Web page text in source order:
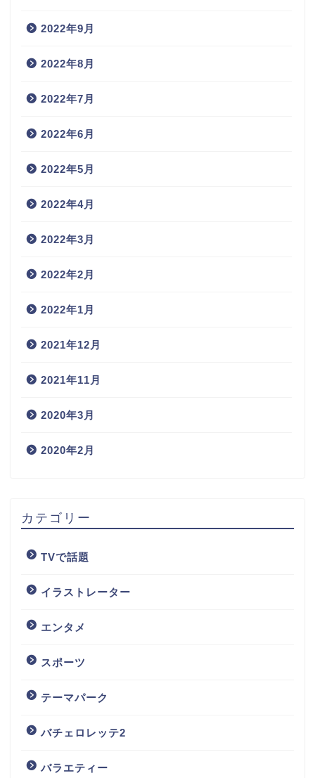
2022年9月
2022年8月
2022年7月
2022年6月
2022年5月
2022年4月
2022年3月
2022年2月
2022年1月
2021年12月
2021年11月
2020年3月
2020年2月
カテゴリー
TVで話題
イラストレーター
エンタメ
スポーツ
テーマパーク
バチェロレッテ2
バラエティー